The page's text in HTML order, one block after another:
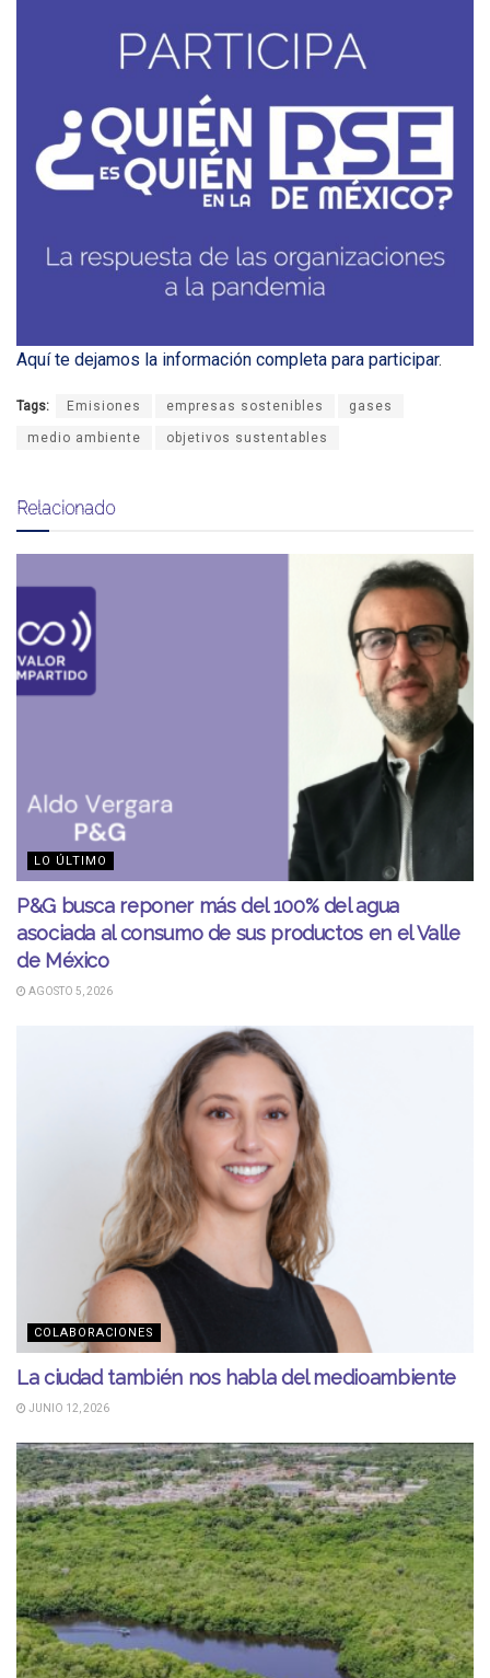
Aquí te dejamos la información completa para participar.
Tags: Emisiones empresas sostenibles gases
medio ambiente objetivos sustentables
Relacionado
LO ÚLTIMO
P&G busca reponer más del 100% del agua
asociada al consumo de sus productos en el Valle
de México
AGOSTO 5, 2026
COLABORACIONES
La ciudad también nos habla del medioambiente
JUNIO 12, 2026